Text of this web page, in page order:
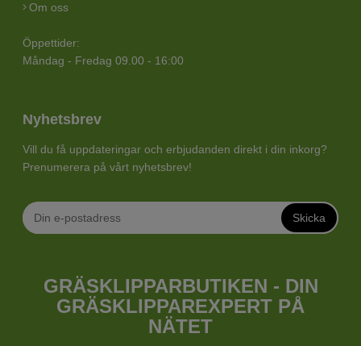
Om oss
Öppettider:
Måndag - Fredag 09.00 - 16:00
Nyhetsbrev
Vill du få uppdateringar och erbjudanden direkt i din inkorg?
Prenumerera på vårt nyhetsbrev!
Skicka
GRÄSKLIPPARBUTIKEN - DIN
GRÄSKLIPPAREXPERT PÅ
NÄTET